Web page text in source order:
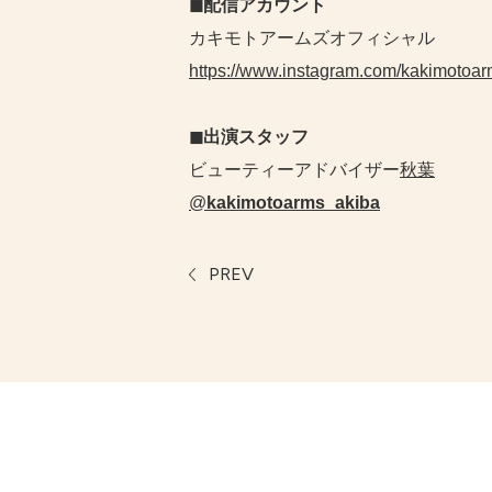
◼︎配信アカウント
カキモトアームズオフィシャル
https://www.instagram.com/
◼︎出演スタッフ
ビューティーアドバイザー秋葉
@ kakimotoarms_akiba
PREV